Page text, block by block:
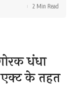
2 Min Read
धंधा
के तहत